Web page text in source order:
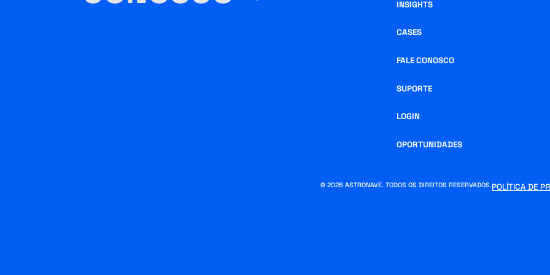
INSIGHTS
CASES
FALE CONOSCO
SUPORTE
LOGIN
OPORTUNIDADES
© 2026 ASTRONAVE. TODOS OS DIREITOS RESERVADOS.POLÍTICA DE